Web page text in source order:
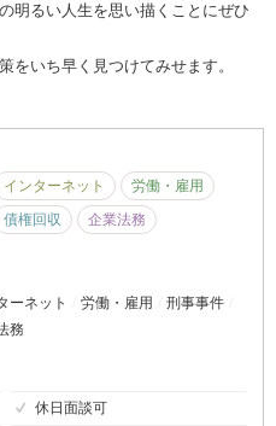
明るい人生を思い描くことにぜひ
をいち早く見つけてみせます。
インターネット
労働・雇用
債権回収 企業法務
ーネット 労働・雇用
刑事事件
務
休日面談可